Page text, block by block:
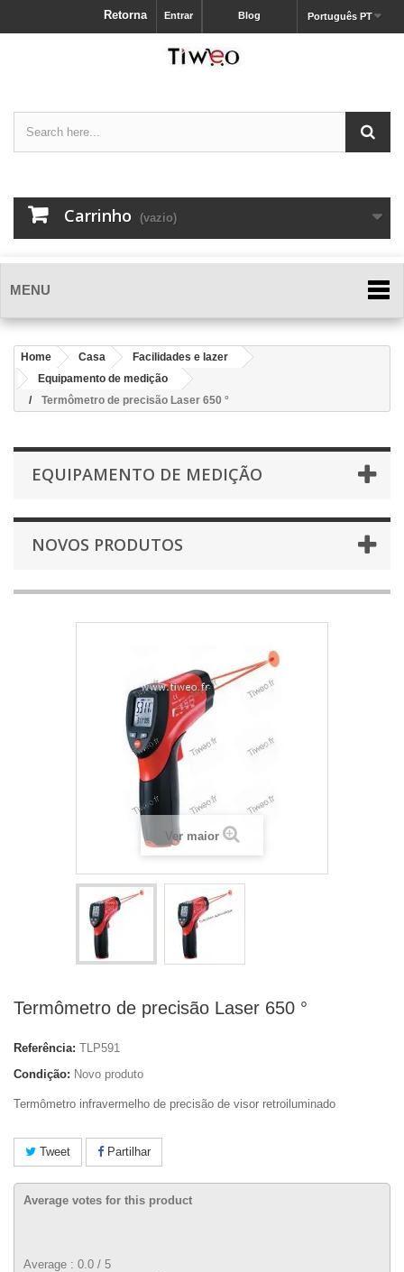
Português PT
Blog
Entrar
Retorna
Carrinho (vazio)
MENU
Home Casa
Facilidades e lazer
Equipamento de medição
Termômetro de precisão Laser 650 °
EQUIPAMENTO DE MEDIÇÃO
NOVOS PRODUTOS
Ver maior
Termômetro de precisão Laser 650 °
Referência: TLP591
Condição: Novo produto
Termômetro infravermelho de precisão de visor retroiluminado
Tweet Partilhar
Average votes for this product
Average : 0.0 / 5